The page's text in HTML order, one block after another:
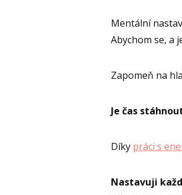
Mentální
Abychom se, a
Zapomeň na
Je čas
Díky práci s
Nastavuji